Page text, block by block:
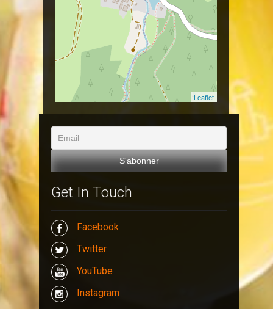
Leaflet
Get In Touch
Facebook
Twitter
YouTube
Instagram